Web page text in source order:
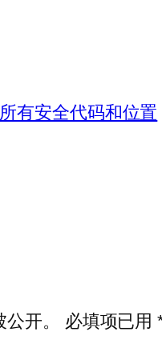
有安全代码和位置
开。
必填项已用